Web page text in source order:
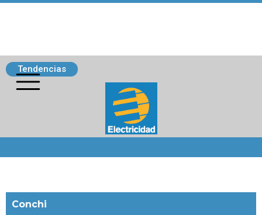
Tendencias
Conchi